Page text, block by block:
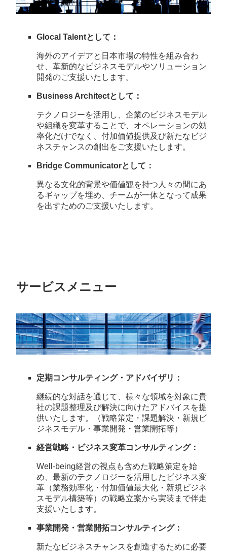
Glocal Talentとして：
海外のアイデアと日本市場の特性を組み合わ
せ、革新的なビジネスモデルやソリューション
開発のご支援いたします。
Business Architectとして：
テクノロジーを活用し、企業のビジネスモデル
や組織を変革することで、オペレーションの効
率化だけでなく、付加価値提供及び新たなビジ
ネスチャンスの創出をご支援いたします。
Bridge Communicatorとして：
異なる文化的背景や価値観を持つ人々の間にあ
るギャップを埋め、チームが一体となって成果
を出すためのご支援いたします。
サービスメニュー
定期コンサルティング・アドバイザリ：
継続的な対話を通じて、様々な領域を対象に貴
社の課題整理及び解決に向けたアドバイスを提
供いたします。（戦略策定・課題解決・新規ビ
ジネスモデル・事業開発・営業開拓等）
経営戦略・ビジネス変革コンサルティング：
Well-being経営の視点も含めた戦略策定を始
め、最新のテクノロジーを活用したビジネス変
革（業務効率化・付加価値最大化・新規ビジネ
スモデル構築等）の戦略立案から実装まで伴走
支援いたします。
事業開発・営業開拓コンサルティング：
新たなビジネスチャンスを創造するために必要